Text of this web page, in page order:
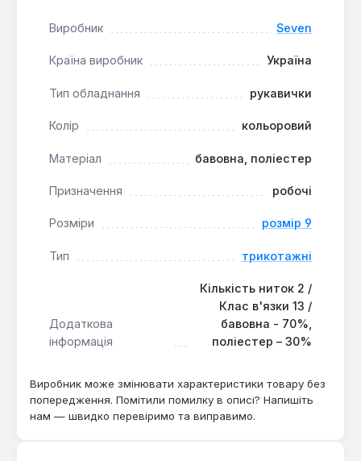
структура пропускає повітря, зменшуючи
Практичність у догляді:модель витримує
багаторазове прання в пральній машині, що
Рукавички підходять для щоденного використання
в автосервісах, на складах, при фасуванні та
сортуванні непродовольчих товарів. Доступні в
рік, доставка по Україні.
Так — клас в'язки 13 і двониткова структура
забезпечують щільне облягання, що дозволяє
чутливості.
Виробник Seven
Країна виробник Україна
Тип обладнання рукавички
Колір кольоровий
Матеріал бавовна, поліестер
Призначення робочі
Розміри розмір 9
Тип трикотажні
Додаткова
інформація
Кількість ниток 2 /
Клас в'язки 13 /
бавовна - 70%,
поліестер – 30%
Виробник може змінювати характеристики товару без
попередження. Помітили помилку в описі? Напишіть
нам — швидко перевіримо та виправимо.